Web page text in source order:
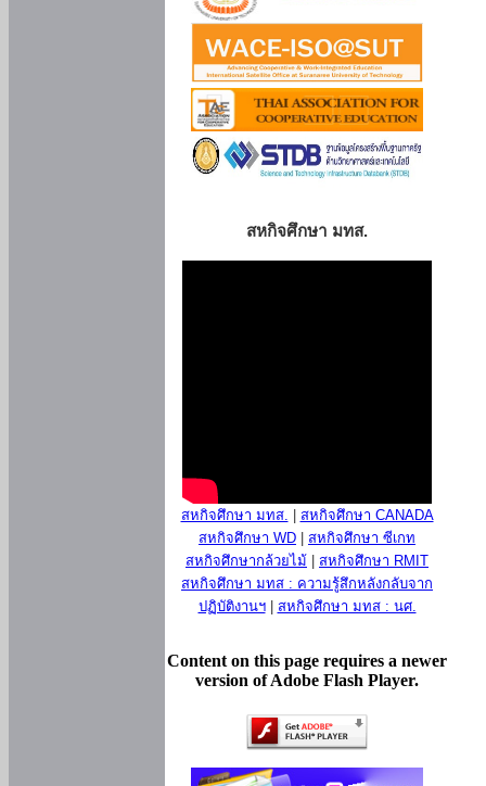
สหกิจศึกษา มทส.
สหกิจศึกษา มทส.
สหกิจศึกษา CANADA
สหกิจศึกษา WD
สหกิจศึกษา ซีเกท
สหกิจศึกษากล้วยไม้
สหกิจศึกษา RMIT
สหกิจศึกษา มทส : ความรู้สึกหลังกลับจาก
ปฏิบัติงานฯ| สหกิจศึกษา มทส : นศ.
Content on this page requires a newer
version of Adobe Flash Player.